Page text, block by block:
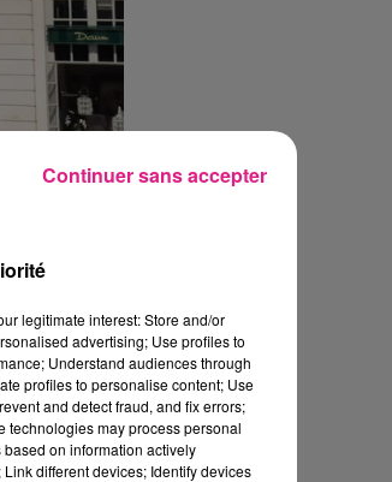
legitimate interest: Store and/or
advertising; Use profiles to
Understand audiences through
profiles to personalise content; Use
and detect fraud, and fix errors;
technologies may process personal
on information actively
different devices; Identify devices
Continuer sans accepter